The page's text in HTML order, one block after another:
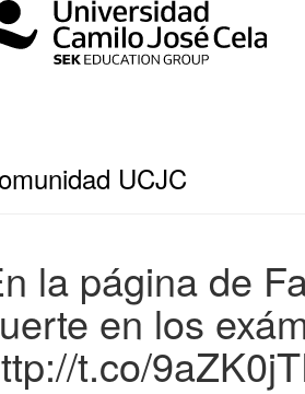
UCJC
la página de
en los
t.co/